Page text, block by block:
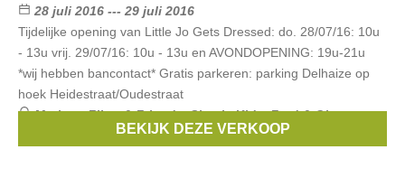
28 juli 2016 --- 29 juli 2016
Tijdelijke opening van Little Jo Gets Dressed: do. 28/07/16: 10u
- 13u vrij. 29/07/16: 10u - 13u en AVONDOPENING: 19u-21u
*wij hebben bancontact* Gratis parkeren: parking Delhaize op
hoek Heidestraat/Oudestraat
Merken:Filou & Friends,Simple Kids,Fred & Ginger,
, ...
BEKIJK DEZE VERKOOP